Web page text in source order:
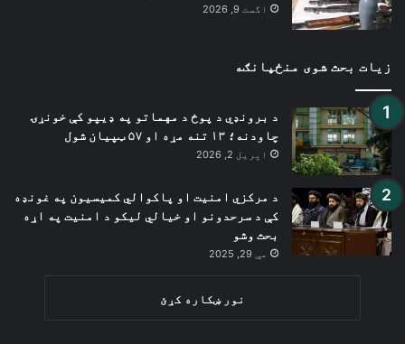
اگست 9, 2026
زیات بحث شوی منځپانګه
د برونډي د پوځ د مهماتو په ډیپو کې خونړۍ
چاودنه؛ ۱۳ تنه مړه او ۵۷ ټپیان شول
اپریل 2, 2026
د مرکزي امنیت او پاکوالي کمیسیون په غونډه
کې د سرحدونو او خیالي لیکو د امنیت په اړه
بحث وشو
مې 29, 2025
نور ښکاره کړئ